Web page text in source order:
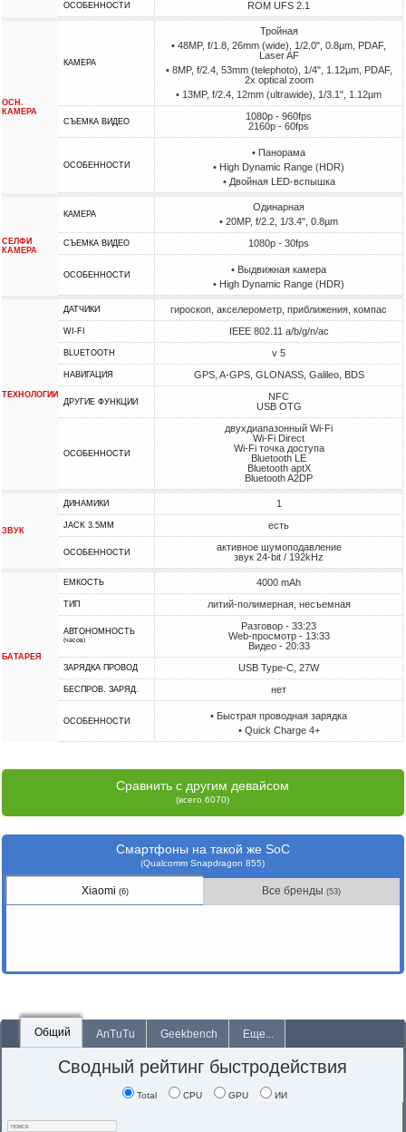
ОСОБЕННОСТИ ROM UFS 2.1
ОСН.
КАМЕРА
КАМЕРА
Тройная
• 48MP, f/1.8, 26mm (wide), 1/2.0", 0.8µm, PDAF,
Laser AF
• 8MP, f/2.4, 53mm (telephoto), 1/4", 1.12µm, PDAF,
2x optical zoom
• 13MP, f/2.4, 12mm (ultrawide), 1/3.1", 1.12µm
СЪЕМКА ВИДЕО
1080p - 960fps
2160p - 60fps
ОСОБЕННОСТИ
• Панорама
• High Dynamic Range (HDR)
• Двойная LED-вспышка
СЕЛФИ
КАМЕРА
КАМЕРА
Одинарная
• 20MP, f/2.2, 1/3.4", 0.8µm
СЪЕМКА ВИДЕО 1080p - 30fps
ОСОБЕННОСТИ
• Выдвижная камера
• High Dynamic Range (HDR)
ТЕХНОЛОГИИ
ДАТЧИКИ гироскоп, акселерометр, приближения, компас
WI-FI IEEE 802.11 a/b/g/n/ac
BLUETOOTH v 5
НАВИГАЦИЯ GPS, A-GPS, GLONASS, Galileo, BDS
ДРУГИЕ ФУНКЦИИ
NFC
USB OTG
ОСОБЕННОСТИ
двухдиапазонный Wi-Fi
Wi-Fi Direct
Wi-Fi точка доступа
Bluetooth LE
Bluetooth aptX
Bluetooth A2DP
ЗВУК
ДИНАМИКИ 1
JACK 3.5MM есть
ОСОБЕННОСТИ
активное шумоподавление
звук 24-bit / 192kHz
БАТАРЕЯ
ЕМКОСТЬ 4000 mAh
ТИП литий-полимерная, несъемная
АВТОНОМНОСТЬ
(часов)
Разговор - 33:23
Web-просмотр - 13:33
Видео - 20:33
ЗАРЯДКА ПРОВОД USB Type-C, 27W
БЕСПРОВ. ЗАРЯД. нет
ОСОБЕННОСТИ
• Быстрая проводная зарядка
• Quick Charge 4+
Сравнить с другим девайсом
(всего 6070)
Смартфоны на такой же SoC
(Qualcomm Snapdragon 855)
Xiaomi (6) Все бренды(53)
Общий AnTuTu Geekbench Еще...
Сводный рейтинг быстродействия
Total CPU GPU ИИ